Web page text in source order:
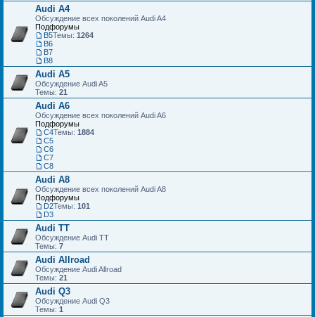
Audi A4
Обсуждение всех поколений Audi A4
Подфорумы
B5
B6
B7
B8
Темы: 1264
Audi A5
Обсуждение Audi A5
Темы: 21
Audi A6
Обсуждение всех поколений Audi A6
Подфорумы
C4
C5
C6
C7
С8
Темы: 1884
Audi A8
Обсуждение всех поколений Audi A8
Подфорумы
D2
D3
Темы: 101
Audi TT
Обсуждение Audi TT
Темы: 7
Audi Allroad
Обсуждение Audi Allroad
Темы: 21
Audi Q3
Обсуждение Audi Q3
Темы: 1